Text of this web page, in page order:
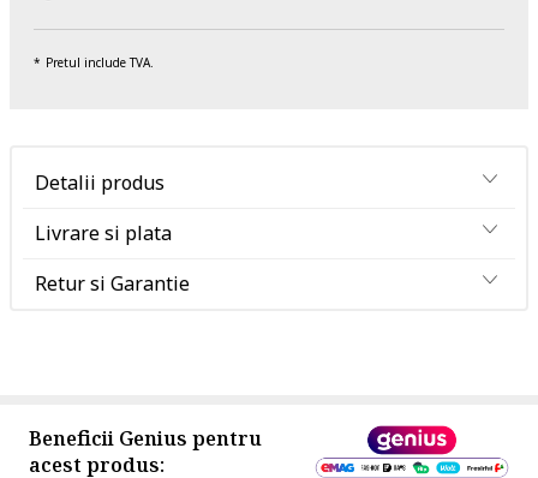
Pretul include TVA.
Detalii produs
Livrare si plata
Retur si Garantie
Beneficii Genius pentru
acest produs: